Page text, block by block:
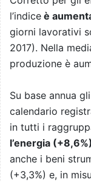
l’indice è
giorni lavorativi
2017). Nella
produzione è
Su base annua
calendario
in tutti i
l’energia (+8,6%)
anche i beni
(+3,3%) e, in